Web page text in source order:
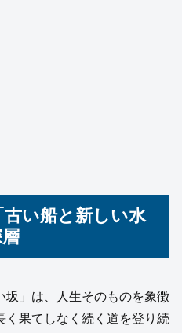
い船と新しい水
坂」は、人生そのものを象徴
く果てしなく続く道を登り続